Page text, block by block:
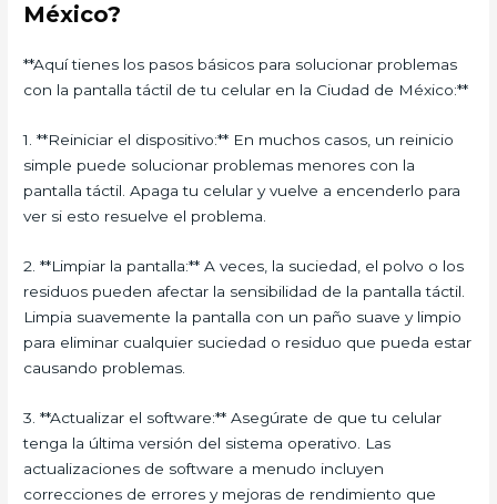
México?
**Aquí tienes los pasos básicos para solucionar problemas
con la pantalla táctil de tu celular en la Ciudad de México:**
1. **Reiniciar el dispositivo:** En muchos casos, un reinicio
simple puede solucionar problemas menores con la
pantalla táctil. Apaga tu celular y vuelve a encenderlo para
ver si esto resuelve el problema.
2. **Limpiar la pantalla:** A veces, la suciedad, el polvo o los
residuos pueden afectar la sensibilidad de la pantalla táctil.
Limpia suavemente la pantalla con un paño suave y limpio
para eliminar cualquier suciedad o residuo que pueda estar
causando problemas.
3. **Actualizar el software:** Asegúrate de que tu celular
tenga la última versión del sistema operativo. Las
actualizaciones de software a menudo incluyen
correcciones de errores y mejoras de rendimiento que